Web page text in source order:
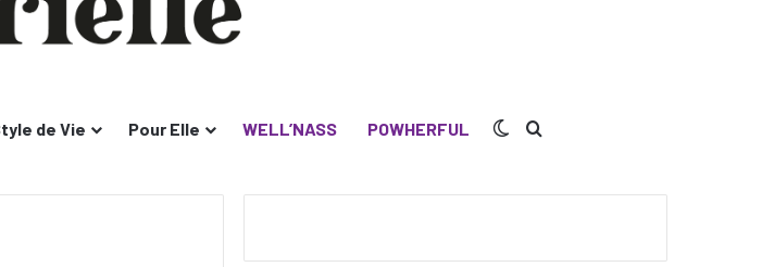
de Vie Pour Elle WELL’NASS POWHERFUL Switch skin